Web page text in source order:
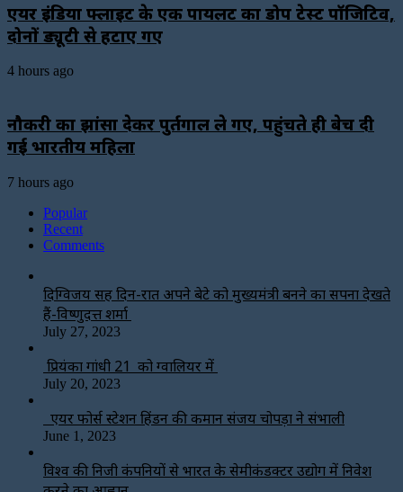
एयर इंडिया फ्लाइट के एक पायलट का डोप टेस्ट पॉजिटिव,
दोनों ड्यूटी से हटाए गए
4 hours ago
नौकरी का झांसा देकर पुर्तगाल ले गए, पहुंचते ही बेच दी
गई भारतीय महिला
7 hours ago
Popular
Recent
Comments
दिग्विजय सिंह दिन-रात अपने बेटे को मुख्यमंत्री बनने का सपना देखते
हैं-विष्णुदत्त शर्मा
July 27, 2023
प्रियंका गांधी 21 को ग्वालियर में
July 20, 2023
एयर फोर्स स्टेशन हिंडन की कमान संजय चोपड़ा ने संभाली
June 1, 2023
विश्‍व की निजी कंपनियों से भारत के सेमीकंडक्टर उद्योग में निवेश